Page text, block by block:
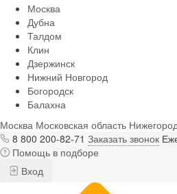
Москва
Дубна
Талдом
Клин
Дзержинск
Нижний Новгород
Богородск
Балахна
Москва Московская область
8 800 200-82-71 Заказать звонок
Помощь в подборе
Вход